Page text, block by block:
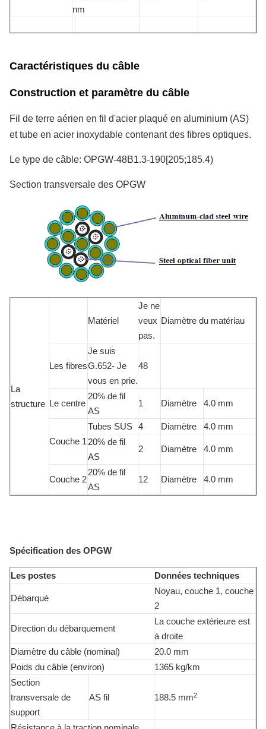
nm
Caractéristiques du câble
Construction et paramètre du câble
Fil de terre aérien en fil d'acier plaqué en aluminium (AS)
et tube en acier inoxydable contenant des fibres optiques.
Le type de câble: OPGW-48B1.3-190[205;185.4)
Section transversale des OPGW
La
structure
Matériel
Je ne
veux
pas.
Diamètre du matériau
Les fibres
Je suis
G.652- Je
vous en prie.
48
Le centre
20% de fil
AS
1 Diamètre 4.0 mm
Couche 1
Tubes SUS 4 Diamètre
4.0 mm
20% de fil
AS
2 Diamètre 4.0 mm
Couche 2
20% de fil
AS
12 Diamètre 4.0 mm
Spécification des OPGW
Les postes Données techniques
Débarqué
Noyau, couche 1, couche
2
Direction du débarquement
La couche extérieure est
à droite
Diamètre du câble (nominal)
20.0 mm
Poids du câble (environ)
1365 kg/km
Section
transversale de
support
AS fil 188.5 mm2